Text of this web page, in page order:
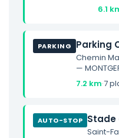
6.1
PARKING Parking
Chemin
—
7.2 km·7
AUTO-STOP Stade
Saint-